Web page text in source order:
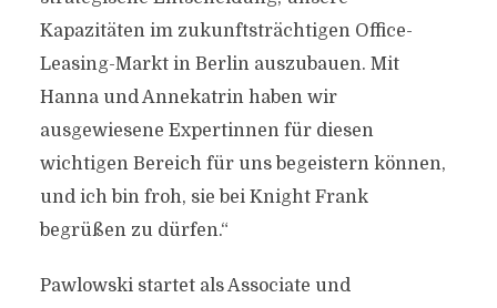
Kapazitäten im zukunftsträchtigen Office-
Leasing-Markt in Berlin auszubauen. Mit
Hanna und Annekatrin haben wir
ausgewiesene Expertinnen für diesen
wichtigen Bereich für uns begeistern können,
und ich bin froh, sie bei Knight Frank
begrüßen zu dürfen.“
Pawlowski startet als Associate und